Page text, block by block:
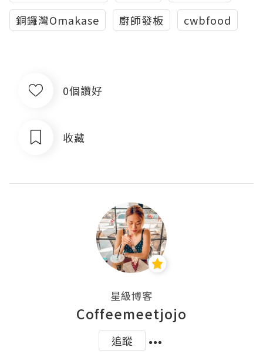
銅鑼灣Omakase 廚師發板 cwbfood
0個讚好
收藏
星級博客
Coffeemeetjojo
追蹤